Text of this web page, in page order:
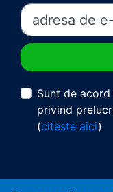
Sunt de
privind
(citeste aici)